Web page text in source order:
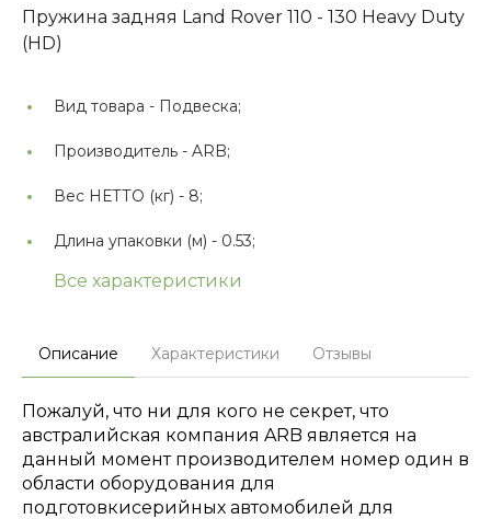
Пружина задняя Land Rover 110 - 130 Heavy Duty
(HD)
Вид товара - Подвеска;
Производитель - ARB;
Вес НЕТТО (кг) - 8;
Длина упаковки (м) - 0.53;
Все характеристики
Описание Характеристики Отзывы
Пожалуй, что ни для кого не секрет, что
австралийская компания ARB является на
данный момент производителем номер один в
области оборудования для
подготовкисерийных автомобилей для